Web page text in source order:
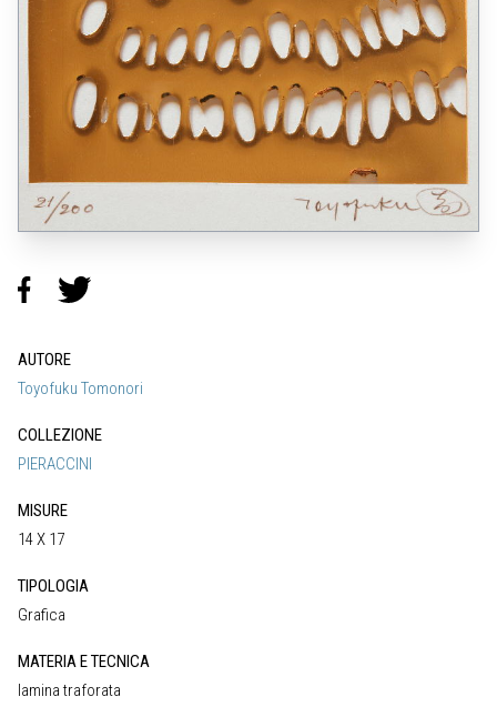
AUTORE
Toyofuku Tomonori
COLLEZIONE
PIERACCINI
MISURE
14 X 17
TIPOLOGIA
Grafica
MATERIA E TECNICA
lamina traforata